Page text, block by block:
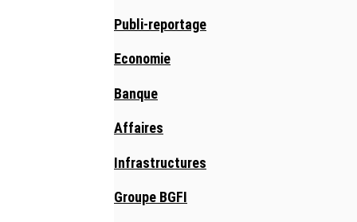
Publi-reportage
Economie
Banque
Affaires
Infrastructures
Groupe BGFI